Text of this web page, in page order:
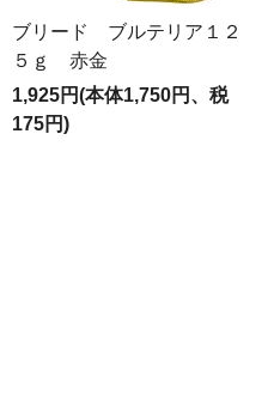
ブリード ブルテリア１２
５ｇ 赤金
1,925円(本体1,750円、税
175円)